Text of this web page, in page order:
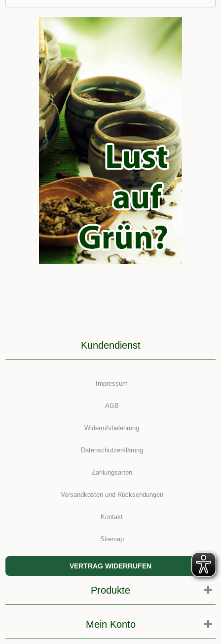
Kundendienst
Impressum
AGB
Widerrufsbelehrung
Datenschutzerklärung
Zahlungsarten
Versandkosten und Rücksendungen
Kontakt
Sitemap
VERTRAG WIDERRUFEN
Produkte
Mein Konto